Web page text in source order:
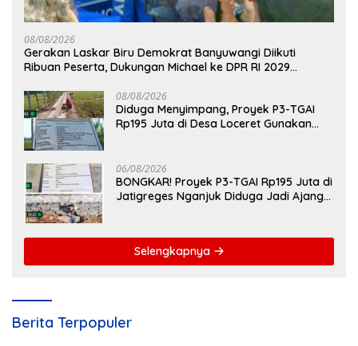
08/08/2026
Gerakan Laskar Biru Demokrat Banyuwangi Diikuti
Ribuan Peserta, Dukungan Michael ke DPR RI 2029
08/08/2026
Diduga Menyimpang, Proyek P3-TGAI
Rp195 Juta di Desa Loceret Gunakan
06/08/2026
BONGKAR! Proyek P3-TGAI Rp195 Juta di
Jatigreges Nganjuk Diduga Jadi Ajang
Selengkapnya
Berita Terpopuler